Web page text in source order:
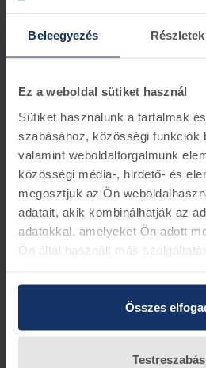
Beleegyezés Részletek
Ez a weboldal sütiket használ
Sütiket használunk a tartalmak
szabásához, közösségi funkciók
valamint weboldalforgalmunk
közösségi média-, hirdető- és
megosztjuk az Ön
adatait, akik kombinálhatják az
adatokkal, amelyeket Ön adott
Ön által használt más
Összes
Testreszabás
A kollekció legnépszerubb
három, ismert bronco színu –
középpontjába állítják, és a
Bronco logó csak túltesz
és gyujtheto tárgyak valódi
100 %
Vissza az előző